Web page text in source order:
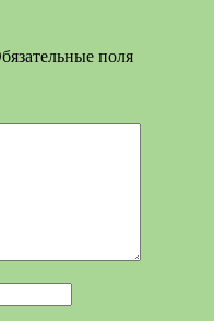
поля